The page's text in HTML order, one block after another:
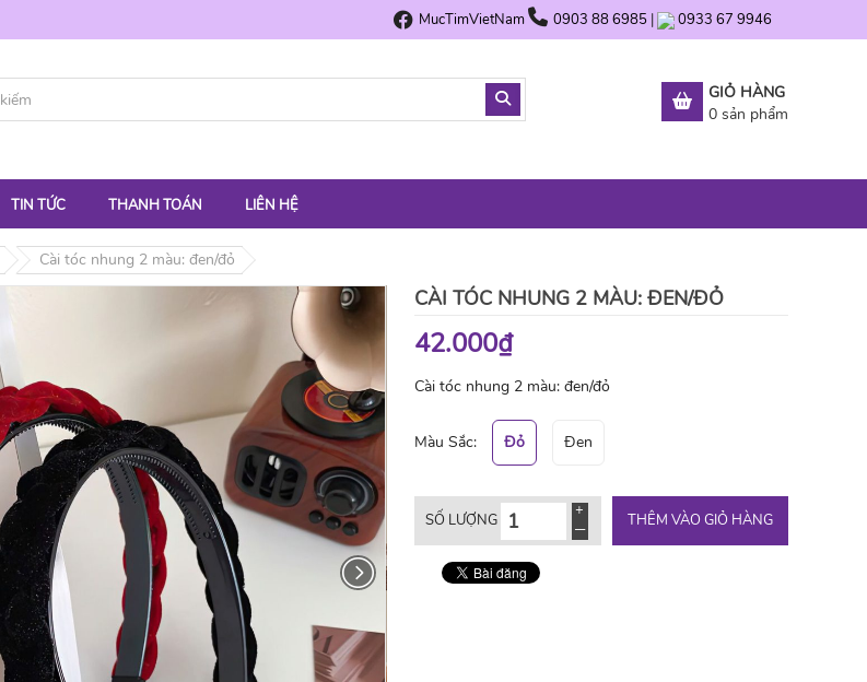
MucTimVietNam 0903 88 6985 | 0933 67 9946
GIỎ HÀNG
0 sản phẩm
TIN TỨC THANH TOÁN LIÊN HỆ
Cài tóc nhung 2 màu: đen/đỏ
CÀI TÓC NHUNG 2 MÀU: ĐEN/ĐỎ
42.000₫
Cài tóc nhung 2 màu: đen/đỏ
Màu Sắc: Đỏ Đen
SỐ LƯỢNG THÊM VÀO GIỎ HÀNG